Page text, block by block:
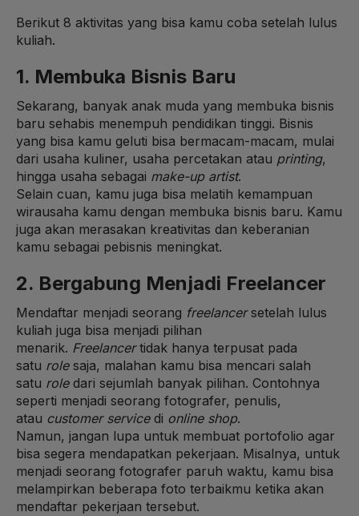
Berikut 8 aktivitas yang bisa kamu coba setelah lulus
kuliah.
1. Membuka Bisnis Baru
Sekarang, banyak anak muda yang membuka bisnis
baru sehabis menempuh pendidikan tinggi. Bisnis
yang bisa kamu geluti bisa bermacam-macam, mulai
dari usaha kuliner, usaha percetakan atau printing,
hingga usaha sebagai make-up artist.
Selain cuan, kamu juga bisa melatih kemampuan
wirausaha kamu dengan membuka bisnis baru. Kamu
juga akan merasakan kreativitas dan keberanian
kamu sebagai pebisnis meningkat.
2. Bergabung Menjadi Freelancer
Mendaftar menjadi seorang freelancersetelah lulus
kuliah juga bisa menjadi pilihan
menarik. Freelancertidak hanya terpusat pada
satu role saja, malahan kamu bisa mencari salah
satu role dari sejumlah banyak pilihan. Contohnya
seperti menjadi seorang fotografer, penulis,
atau customer servicedi online shop.
Namun, jangan lupa untuk membuat portofolio agar
bisa segera mendapatkan pekerjaan. Misalnya, untuk
menjadi seorang fotografer paruh waktu, kamu bisa
melampirkan beberapa foto terbaikmu ketika akan
mendaftar pekerjaan tersebut.